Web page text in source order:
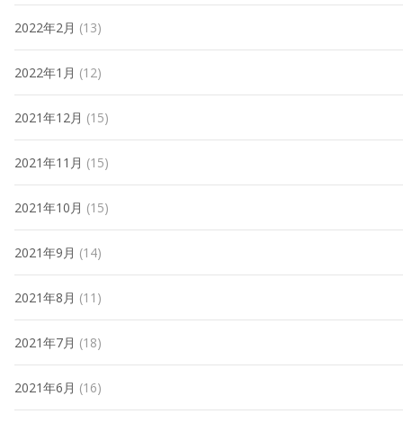
2022年2月 (13)
2022年1月 (12)
2021年12月 (15)
2021年11月 (15)
2021年10月 (15)
2021年9月 (14)
2021年8月 (11)
2021年7月 (18)
2021年6月 (16)